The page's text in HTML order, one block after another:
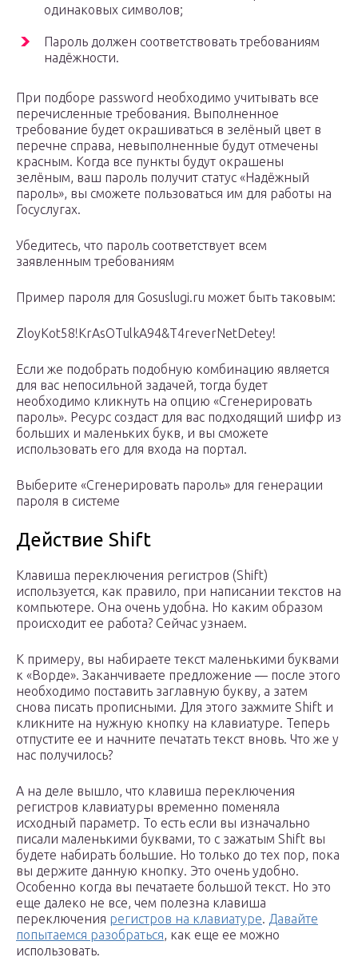
одинаковых символов;
Пароль должен соответствовать требованиям
надёжности.
При подборе password необходимо учитывать все
перечисленные требования. Выполненное
требование будет окрашиваться в зелёный цвет в
перечне справа, невыполненные будут отмечены
красным. Когда все пункты будут окрашены
зелёным, ваш пароль получит статус «Надёжный
пароль», вы сможете пользоваться им для работы на
Госуслугах.
Убедитесь, что пароль соответствует всем
заявленным требованиям
Пример пароля для Gosuslugi.ru может быть таковым:
ZloyKot58!KrAsOTulkA94&T4reverNetDetey!
Если же подобрать подобную комбинацию является
для вас непосильной задачей, тогда будет
необходимо кликнуть на опцию «Сгенерировать
пароль». Ресурс создаст для вас подходящий шифр из
больших и маленьких букв, и вы сможете
использовать его для входа на портал.
Выберите «Сгенерировать пароль» для генерации
пароля в системе
Действие Shift
Клавиша переключения регистров (Shift)
используется, как правило, при написании текстов на
компьютере. Она очень удобна. Но каким образом
происходит ее работа? Сейчас узнаем.
К примеру, вы набираете текст маленькими буквами
к «Ворде». Заканчиваете предложение — после этого
необходимо поставить заглавную букву, а затем
снова писать прописными. Для этого зажмите Shift и
кликните на нужную кнопку на клавиатуре. Теперь
отпустите ее и начните печатать текст вновь. Что же у
нас получилось?
А на деле вышло, что клавиша переключения
регистров клавиатуры временно поменяла
исходный параметр. То есть если вы изначально
писали маленькими буквами, то с зажатым Shift вы
будете набирать большие. Но только до тех пор, пока
вы держите данную кнопку. Это очень удобно.
Особенно когда вы печатаете большой текст. Но это
еще далеко не все, чем полезна клавиша
переключения регистров на клавиатуре. Давайте
попытаемся разобраться, как еще ее можно
использовать.